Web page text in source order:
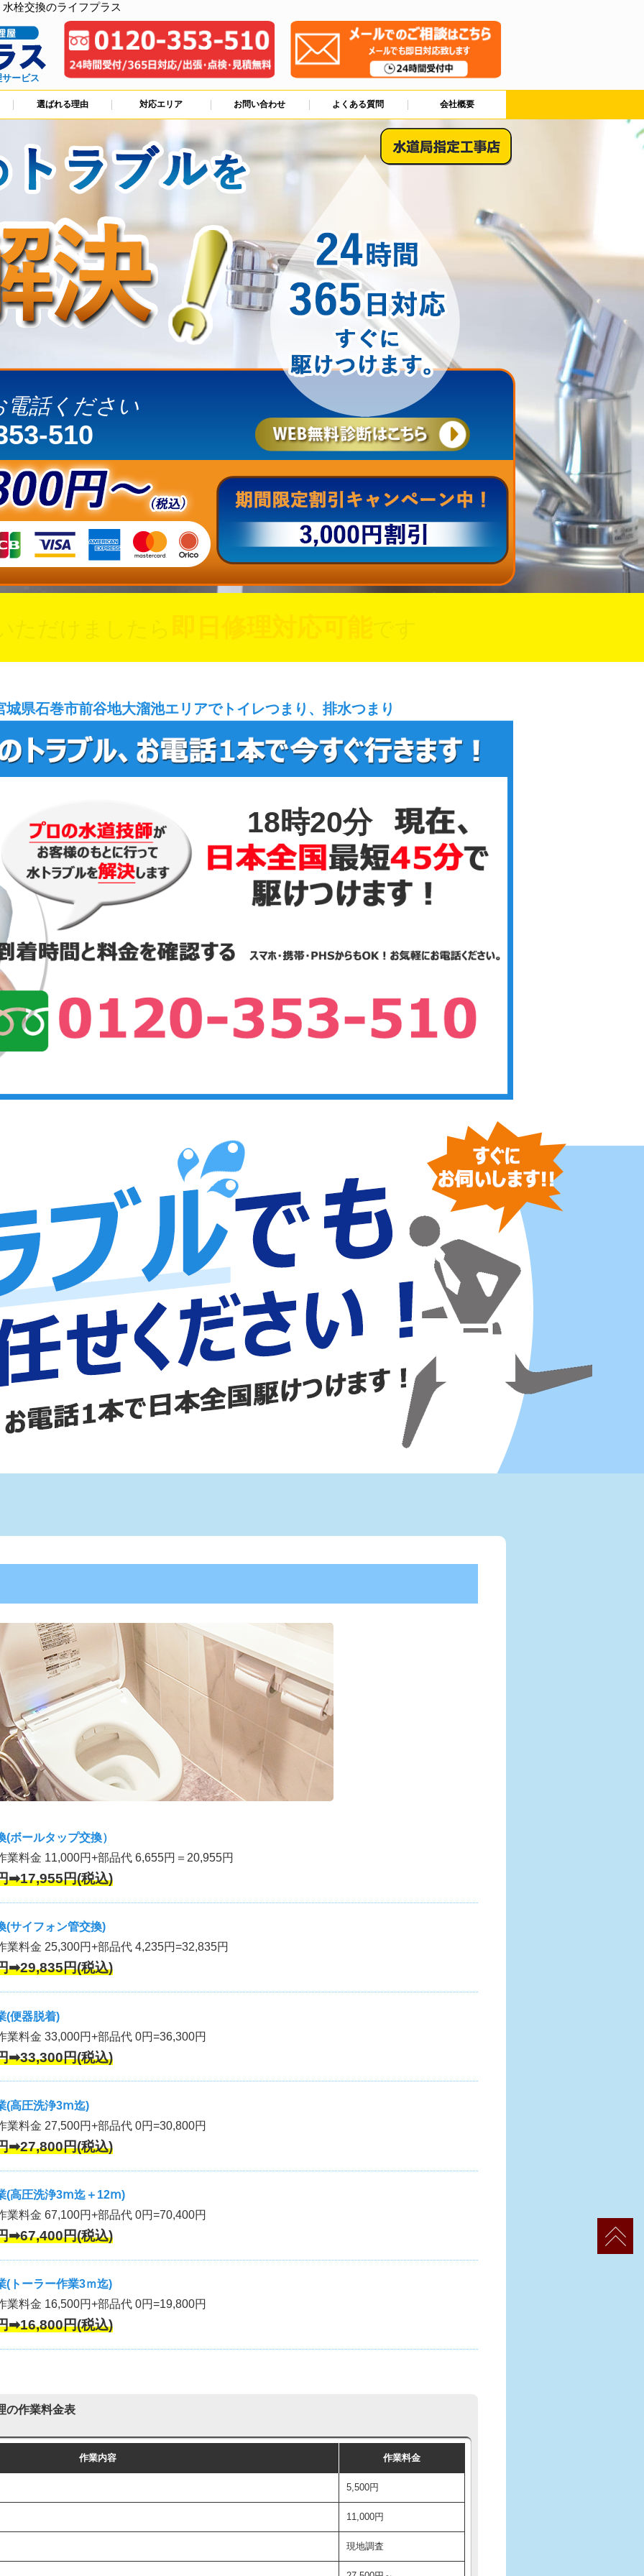
栓交換のライフプラス
ービス
選ばれる理由 対応エリア お問い合わせ よくある質問 会社概要
話ください
510
城県石巻市前谷地大溜池エリアでトイレつまり、排水つまり
18時21分
ボールタップ交換）
業料金 11,000円+部品代 6,655円＝20,955円
➡17,955円(税込)
(サイフォン管交換)
業料金 25,300円+部品代 4,235円=32,835円
➡29,835円(税込)
(便器脱着)
業料金 33,000円+部品代 0円=36,300円
➡33,300円(税込)
(高圧洗浄3ⅿ迄)
業料金 27,500円+部品代 0円=30,800円
➡27,800円(税込)
(高圧洗浄3ⅿ迄＋12ⅿ)
業料金 67,100円+部品代 0円=70,400円
➡67,400円(税込)
(トーラー作業3ｍ迄)
業料金 16,500円+部品代 0円=19,800円
➡16,800円(税込)
の作業料金表
作業内容 作業料金
5,500円
11,000円
現地調査